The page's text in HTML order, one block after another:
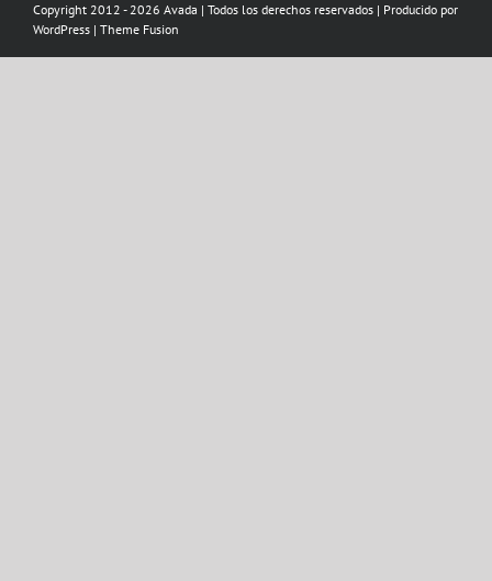
Copyright 2012 - 2026 Avada | Todos los derechos reservados | Producido por
WordPress | Theme Fusion